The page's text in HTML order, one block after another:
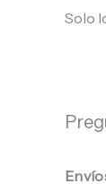
Solo